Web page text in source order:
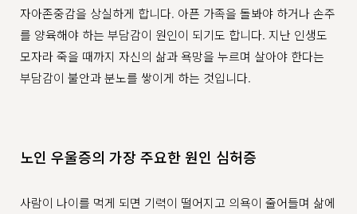
자아존중감을 상실하게 합니다. 아픈 가족을 돌봐야 하거나 손주
를 양육해야 하는 부담감이 원인이 되기도 합니다. 지난 인생도
모자라 죽을 때까지 자신의 삶과 욕망을 누르며 살아야 한다는
부담감이 불안과 분노를 쌓이게 하는 것입니다.
노인 우울증의 가장 주요한 원인 심허증
사람이 나이를 먹게 되면 기력이 떨어지고 의욕이 줄어들며 삶에